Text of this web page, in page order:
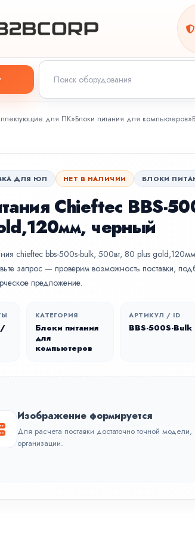
для ПК»Блоки питания для компьютеров»
ДЛЯ ЮЛ НЕТ В НАЛИЧИИ БЛОКИ
Chieftec BBS-
черный
chieftec bbs-500s-bulk, 500вт, 80 plus gold,120мм,
запрос — проверим возможность поставки,
предложение.
/
КАТЕГОРИЯ
Блоки питания
для
компьютеров
АРТИКУЛ / ID
BBS-500S-Bulk
Изображение формируется
Для расчета поставки достаточно точной модели,
организации.